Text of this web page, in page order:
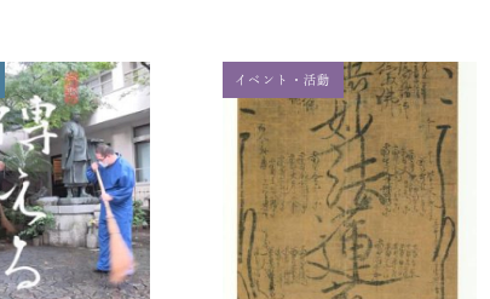
イベント・活動